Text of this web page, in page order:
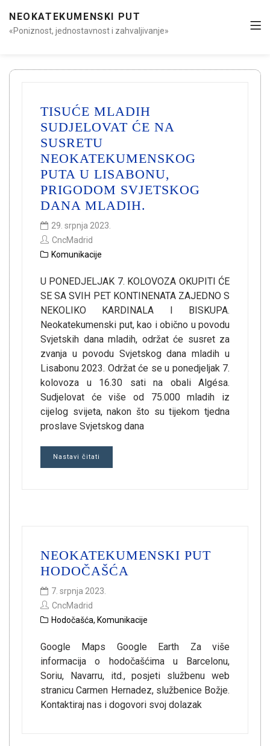
NEOKATEKUMENSKI PUT
«Poniznost, jednostavnost i zahvaljivanje»
TISUĆE MLADIH
SUDJELOVAT ĆE NA
SUSRETU
NEOKATEKUMENSKOG
PUTA U LISABONU,
PRIGODOM SVJETSKOG
DANA MLADIH.
29. srpnja 2023.
CncMadrid
Komunikacije
U PONEDJELJAK 7. KOLOVOZA OKUPITI ĆE
SE SA SVIH PET KONTINENATA ZAJEDNO S
NEKOLIKO KARDINALA I BISKUPA.
Neokatekumenski put, kao i obično u povodu
Svjetskih dana mladih, održat će susret za
zvanja u povodu Svjetskog dana mladih u
Lisabonu 2023. Održat će se u ponedjeljak 7.
kolovoza u 16.30 sati na obali Algésa.
Sudjelovat će više od 75.000 mladih iz
cijelog svijeta, nakon što su tijekom tjedna
proslave Svjetskog dana
Nastavi čitati
NEOKATEKUMENSKI PUT
HODOČAŠĆA
7. srpnja 2023.
CncMadrid
Hodočašća, Komunikacije
Google Maps Google Earth Za više
informacija o hodočašćima u Barcelonu,
Soriu, Navarru, itd., posjeti službenu web
stranicu Carmen Hernadez, službenice Božje.
Kontaktiraj nas i dogovori svoj dolazak